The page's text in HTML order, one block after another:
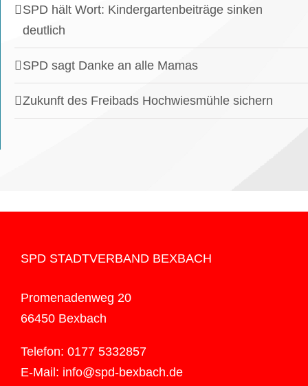
SPD hält Wort: Kindergartenbeiträge sinken
deutlich
SPD sagt Danke an alle Mamas
Zukunft des Freibads Hochwiesmühle sichern
SPD STADTVERBAND BEXBACH
Promenadenweg 20
66450 Bexbach
Telefon: 0177 5332857
E-Mail: info@spd-bexbach.de